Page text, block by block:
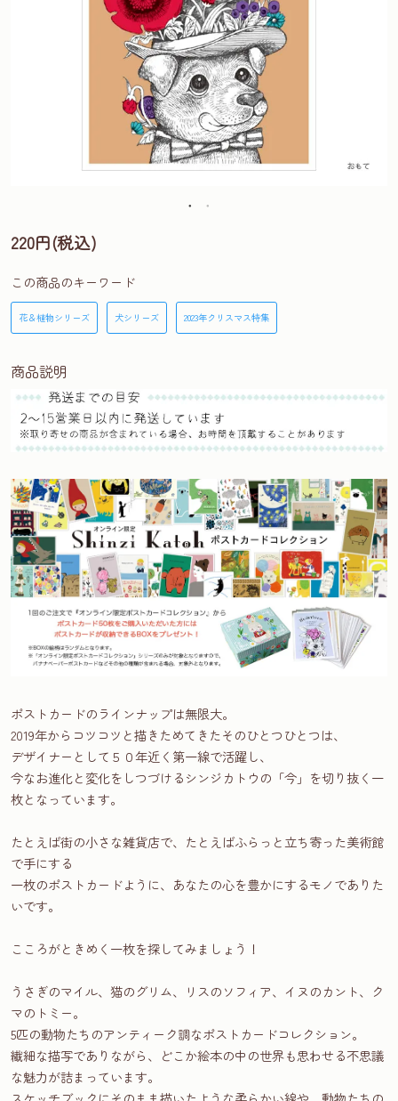
220円(税込)
この商品のキーワード
花＆植物シリーズ 犬シリーズ 2023年クリスマス特集
商品説明
ポストカードのラインナップは無限大。
2019年からコツコツと描きためてきたそのひとつひとつは、
デザイナーとして５０年近く第一線で活躍し、
今なお進化と変化をしつづけるシンジカトウの「今」を切り抜く一
枚となっています。
たとえば街の小さな雑貨店で、たとえばふらっと立ち寄った美術館
で手にする
一枚のポストカードように、あなたの心を豊かにするモノでありた
いです。
こころがときめく一枚を探してみましょう！
うさぎのマイル、猫のグリム、リスのソフィア、イヌのカント、ク
マのトミー。
5匹の動物たちのアンティーク調なポストカードコレクション。
繊細な描写でありながら、どこか絵本の中の世界も思わせる不思議
な魅力が詰まっています。